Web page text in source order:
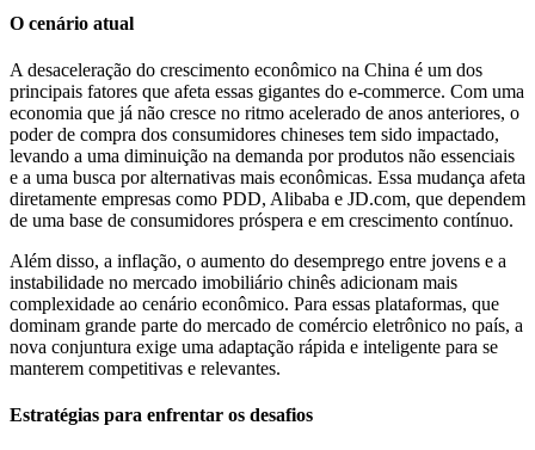
O cenário atual
A desaceleração do crescimento econômico na China é um dos
principais fatores que afeta essas gigantes do e-commerce. Com uma
economia que já não cresce no ritmo acelerado de anos anteriores, o
poder de compra dos consumidores chineses tem sido impactado,
levando a uma diminuição na demanda por produtos não essenciais
e a uma busca por alternativas mais econômicas. Essa mudança afeta
diretamente empresas como PDD, Alibaba e JD.com, que dependem
de uma base de consumidores próspera e em crescimento contínuo.
Além disso, a inflação, o aumento do desemprego entre jovens e a
instabilidade no mercado imobiliário chinês adicionam mais
complexidade ao cenário econômico. Para essas plataformas, que
dominam grande parte do mercado de comércio eletrônico no país, a
nova conjuntura exige uma adaptação rápida e inteligente para se
manterem competitivas e relevantes.
Estratégias para enfrentar os desafios